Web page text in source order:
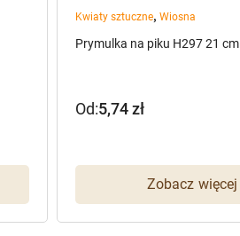
Kwiaty sztuczne, Wiosna
Prymulka na piku H297 21 cm
Zobacz więcej
Od:5,74zł